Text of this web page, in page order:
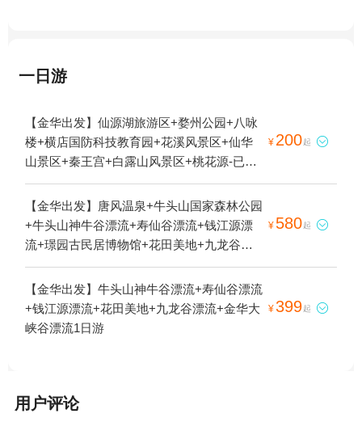
一日游
【金华出发】仙源湖旅游区+婺州公园+八咏
楼+横店国防科技教育园+花溪风景区+仙华
山景区+秦王宫+白露山风景区+桃花源-已下
线+诸葛八卦村景区+横店圆明新园+十八涡
景区+延福寺+俞源太极星象村+横店影视城
+武义县博物馆+义乌博物馆+金华凤凰山公
园+地下长河景区+郭洞古生态村+寿仙谷+义
府城隍庙+神丽峡+金华人民广场+东阳卢宅
景区+郭洞祭祖+金华双龙风景旅游区+明清
宫苑+东阳花园-已下线+义乌海洋世界+舞龙
溪名果山庄+牛头山国家森林公园+寺平古村
落景区+大红岩景区+东阳中国木雕城+金华
¥ 200起 
【金华出发】唐风温泉+牛头山国家森林公园
+牛头山神牛谷漂流+寿仙谷漂流+钱江源漂
流+璟园古民居博物馆+花田美地+九龙谷漂
流+璟园汤温泉馆+极乐汤武义温泉馆+金华
大峡谷漂流1日游
¥ 580起 
【金华出发】牛头山神牛谷漂流+寿仙谷漂流
+钱江源漂流+花田美地+九龙谷漂流+金华大
峡谷漂流1日游
¥399起 
用户评论